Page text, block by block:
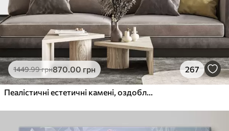
1449.99грн870.00 грн 267
Пеалістичні естетичні камені, оздоблення будинку, природне освітлення